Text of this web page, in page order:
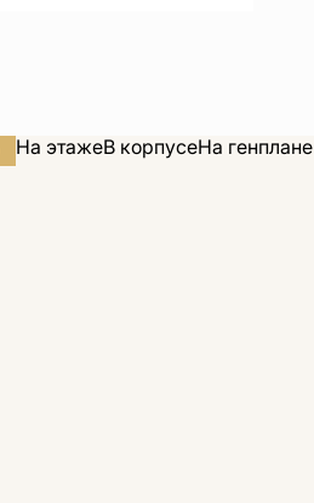
На этажеВ корпусеНа генплане